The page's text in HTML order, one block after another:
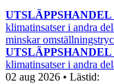
UTSLÄPPSHANDEL
klimatinsatser i andra
minskar
UTSLÄPPSHANDEL
klimatinsatser i andra
02 aug 2026 • Lästid: